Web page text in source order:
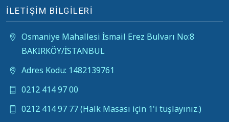
İLETİŞİM BİLGİLERİ
Osmaniye Mahallesi İsmail Erez Bulvarı No:8
BAKIRKÖY/İSTANBUL
Adres Kodu: 1482139761
0212 414 97 00
0212 414 97 77 (Halk Masası için 1'i tuşlayınız.)